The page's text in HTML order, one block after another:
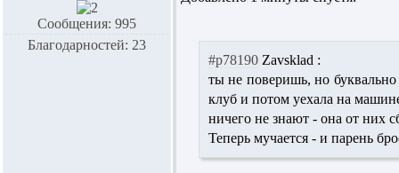
Сообщения: 995
Благодарностей: 23
#p78190 Zavsklad :
ты не поверишь, но
клуб и потом уехала на
ничего не знают - она от них
Теперь мучается - и парень